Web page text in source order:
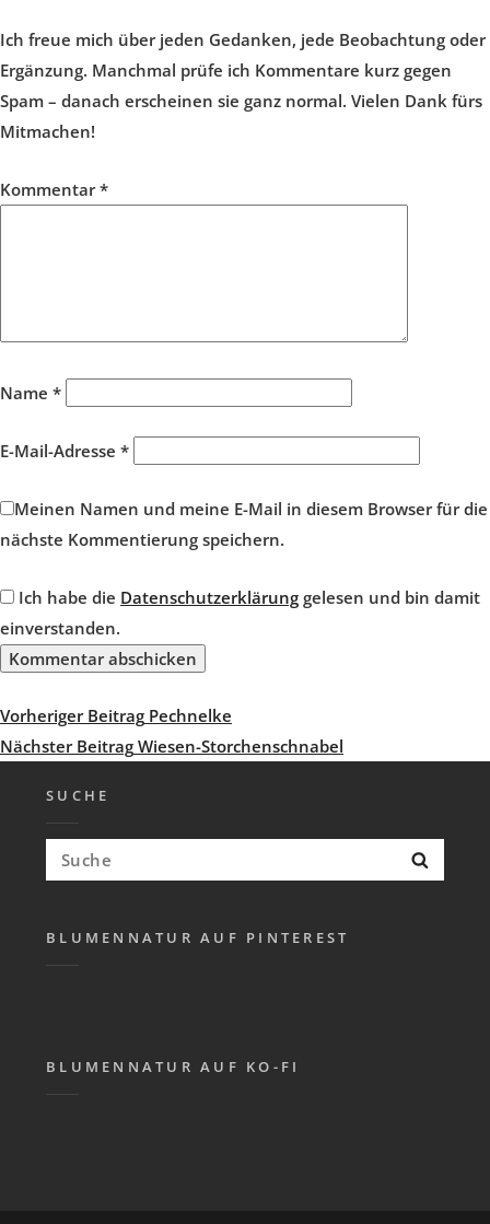
Ich freue mich über jeden Gedanken, jede Beobachtung oder
Ergänzung. Manchmal prüfe ich Kommentare kurz gegen
Spam – danach erscheinen sie ganz normal. Vielen Dank fürs
Mitmachen!
Kommentar*
Name *
E-Mail-Adresse *
Meinen Namen und meine E-Mail in diesem Browser für die
nächste Kommentierung speichern.
Ich habe die Datenschutzerklärung gelesen und bin damit
einverstanden.
Beitragsnavigation
Vorheriger
Beitrag
Vorheriger Beitrag Pechnelke
Nächster
Nächster Beitrag Wiesen-Storchenschnabel
SUCHE
Suchen
nach:
BLUMENNATUR AUF PINTEREST
BLUMENNATUR AUF KO-FI